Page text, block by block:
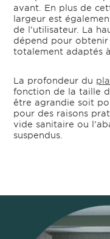
avant. En plus de
largeur est
de l’utilisateur. La
dépend pour
totalement adaptés
La profondeur du
fonction de la taille
être agrandie soit
pour des raisons
vide sanitaire ou
suspendus.